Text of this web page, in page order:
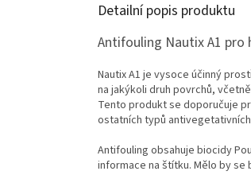
Detailní popis produktu
Antifouling Nautix A1 pro
Nautix A1 je vysoce účinný
na jakýkoli druh povrchů,
Tento produkt se doporučuje
ostatních typů
Antifouling obsahuje biocidy
informace na štítku. Mělo by se